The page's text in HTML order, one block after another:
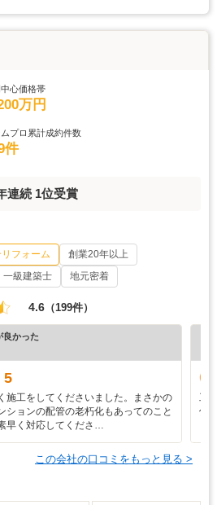
心価格帯
万円
プロ累計成約件数
件
連続 1位受賞
フォーム
創業20年以上
一級建築士 地元密着
4.6 （199件）
良かった
5
施工をしてくださいました。まさかの
ションの配管の老朽化もあってのこと
早く対応してくださ…
工
伝
この会社の口コミをもっと見る >